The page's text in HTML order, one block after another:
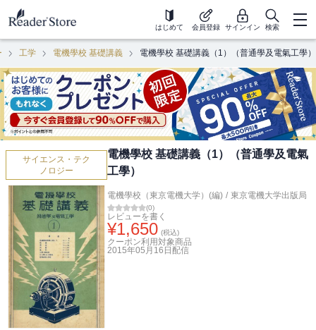
はじめて 会員登録 サインイン 検索
工学 電機學校 基礎講義 電機學校 基礎講義（1）（普通學及電氣工學）
サイエンス・テク
ノロジー
電機學校 基礎講義（1）（普通學及電氣
工學）
電機學校（東京電機大学）(編) / 東京電機大学出版局
(0)
レビューを書く
¥1,650 (税込)
クーポン利用対象商品
2015年05月16日 配信